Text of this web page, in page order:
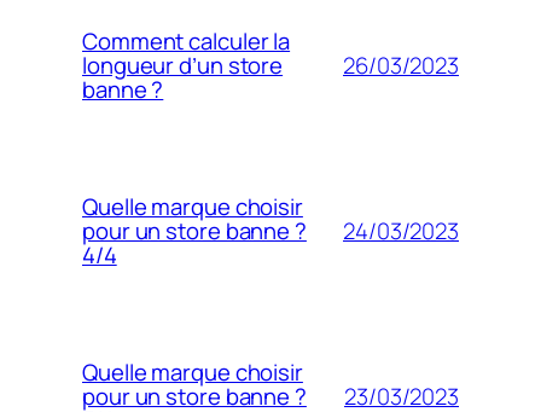
Comment calculer la
longueur d’un store
banne ?
26/03/2023
Quelle marque choisir
pour un store banne ?
4/4
24/03/2023
Quelle marque choisir
pour un store banne ? 23/03/2023